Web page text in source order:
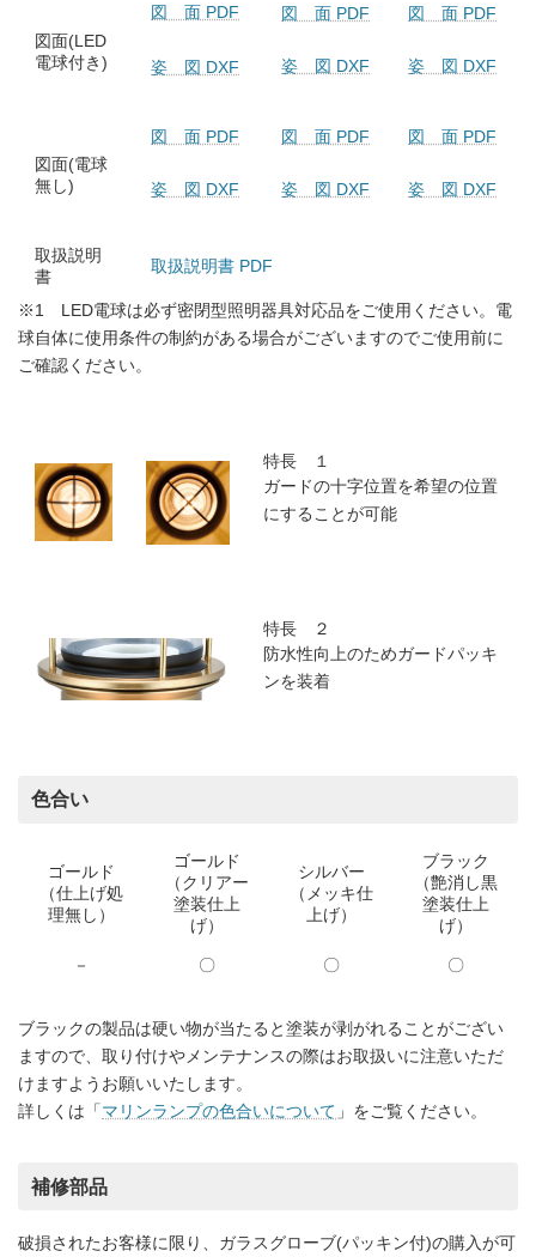
図面(LED
電球付き)
図 面 PDF
姿 図 DXF
図 面 PDF
姿 図 DXF
図 面 PDF
姿 図 DXF
図面(電球
無し)
図 面 PDF
姿 図 DXF
図 面 PDF
姿 図 DXF
図 面 PDF
姿 図 DXF
取扱説明
書
取扱説明書 PDF
※1 LED電球は必ず密閉型照明器具対応品をご使用ください。電
球自体に使用条件の制約がある場合がございますのでご使用前に
ご確認ください。
特長 １
ガードの十字位置を希望の位置
にすることが可能
特長 ２
防水性向上のためガードパッキ
ンを装着
色合い
ゴールド
（仕上げ処
理無し）
ゴールド
（クリアー
塗装仕上
げ）
シルバー
（メッキ仕
上げ）
ブラック
（艶消し黒
塗装仕上
げ）
－ 〇 〇 〇
ブラックの製品は硬い物が当たると塗装が剥がれることがござい
ますので、取り付けやメンテナンスの際はお取扱いに注意いただ
けますようお願いいたします。
詳しくは「マリンランプの色合いについて 」をご覧ください。
補修部品
破損されたお客様に限り、ガラスグローブ(パッキン付)の購入が可